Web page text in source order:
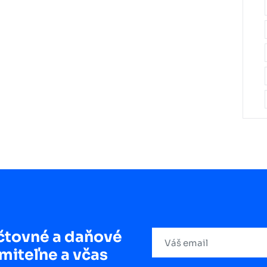
a daňové
a včas